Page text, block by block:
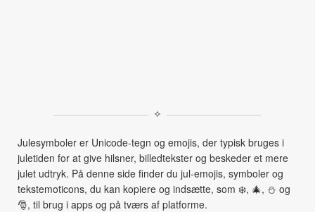
✧
Julesymboler er Unicode‑tegn og emojis, der typisk bruges i
juletiden for at give hilsner, billedtekster og beskeder et mere
julet udtryk. På denne side finder du jul‑emojis, symboler og
tekstemoticons, du kan kopiere og indsætte, som ❄️, 🎄, ⛄ og
🎅, til brug i apps og på tværs af platforme.